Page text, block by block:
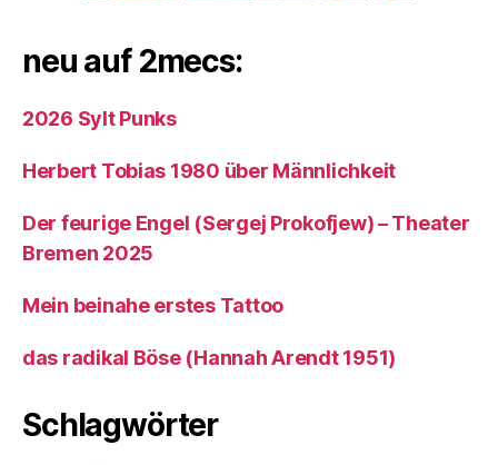
neu auf 2mecs:
2026 Sylt Punks
Herbert Tobias 1980 über Männlichkeit
Der feurige Engel (Sergej Prokofjew) – Theater
Bremen 2025
Mein beinahe erstes Tattoo
das radikal Böse (Hannah Arendt 1951)
Schlagwörter